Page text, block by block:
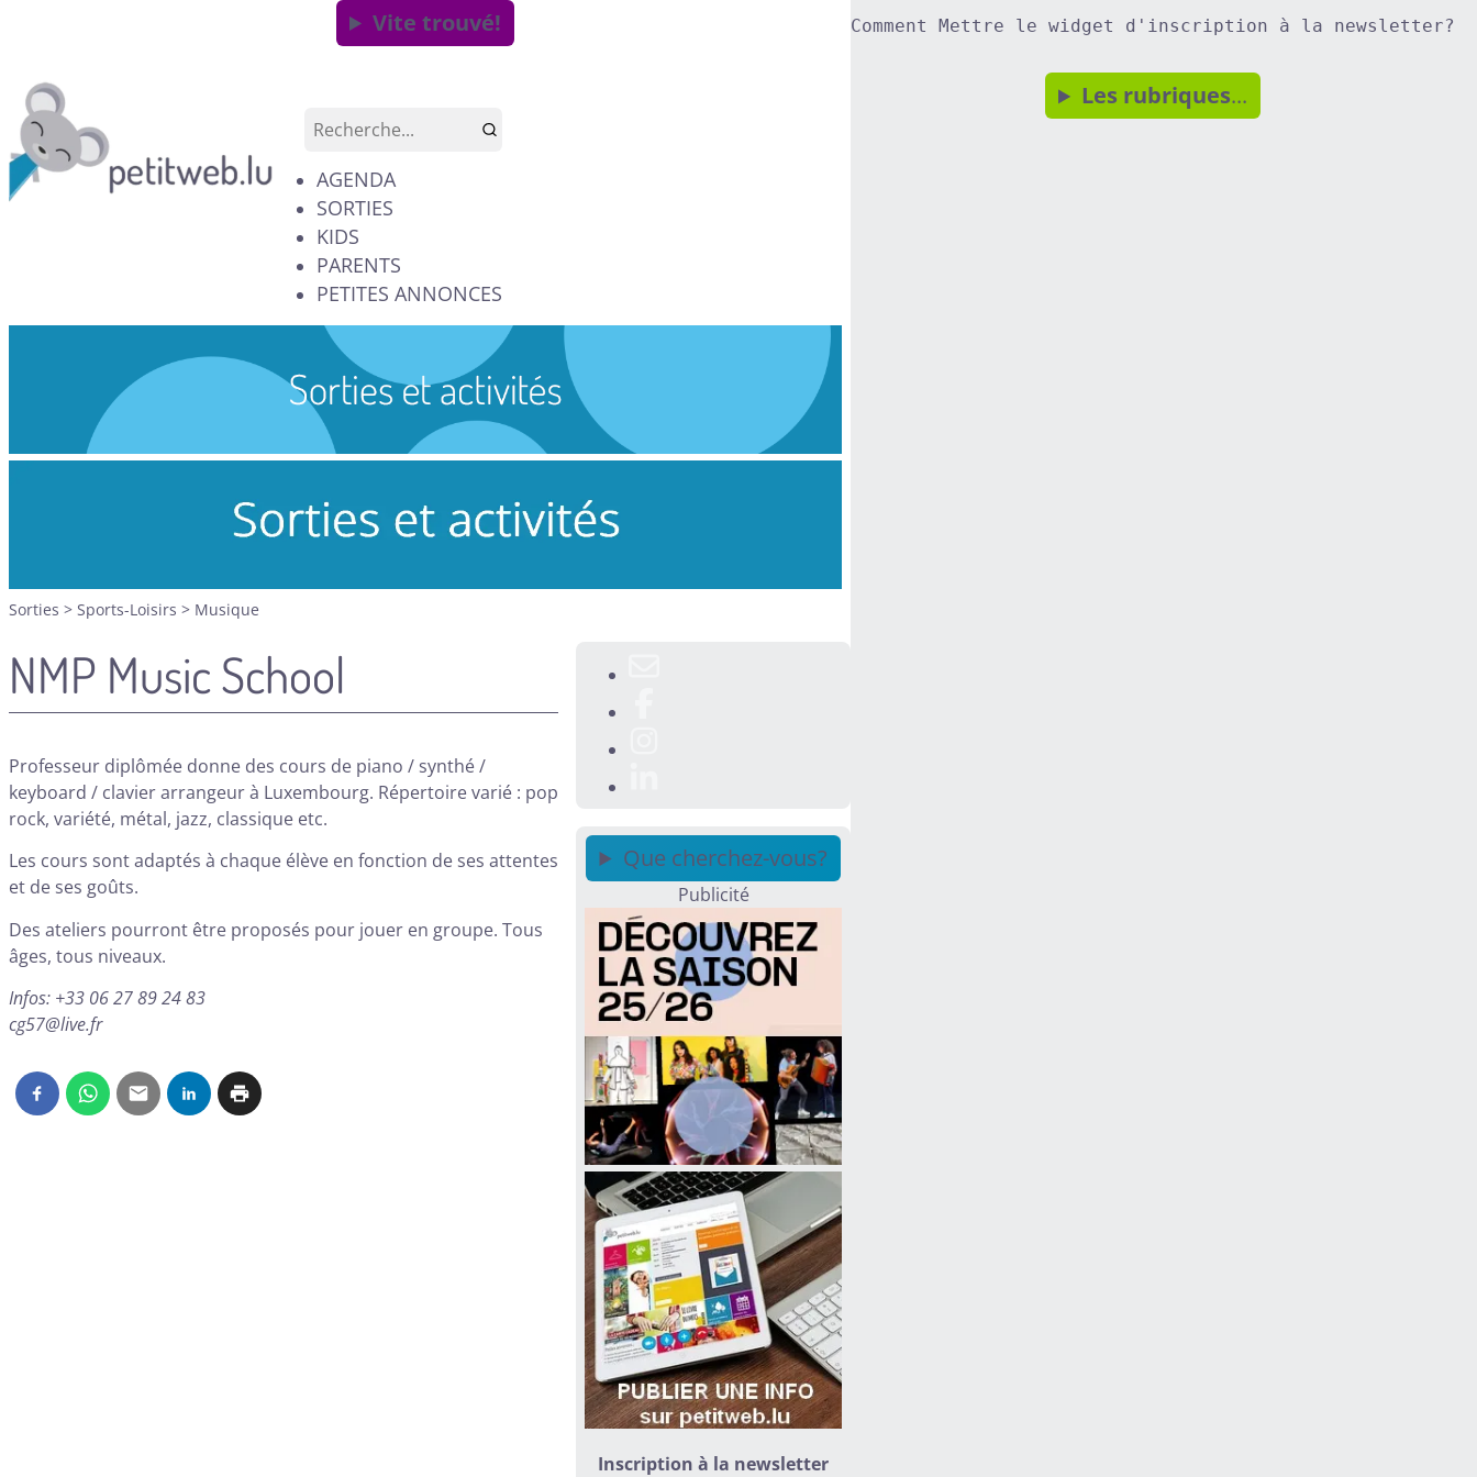
Vite trouvé!
AGENDA
SORTIES
KIDS
PARENTS
PETITES ANNONCES
Sorties > Sports-Loisirs > Musique
NMP Music School
Professeur diplômée donne des cours de piano / synthé /
keyboard / clavier arrangeur à Luxembourg. Répertoire varié : pop
rock, variété, métal, jazz, classique etc.
Les cours sont adaptés à chaque élève en fonction de ses attentes
et de ses goûts.
Des ateliers pourront être proposés pour jouer en groupe. Tous
âges, tous niveaux.
Infos: +33 06 27 89 24 83
cg57@live.fr
Que cherchez-vous?
Publicité
Inscription à la newsletter
Comment Mettre le widget d'inscription à la newsletter?
Les rubriques...